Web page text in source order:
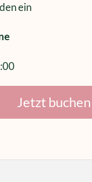
ein
Jetzt buchen